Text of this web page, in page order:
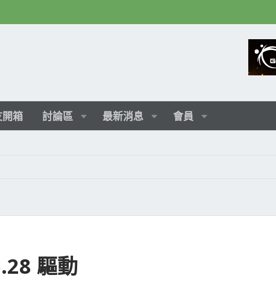
箱 討論區 最新消息 會員
驅動